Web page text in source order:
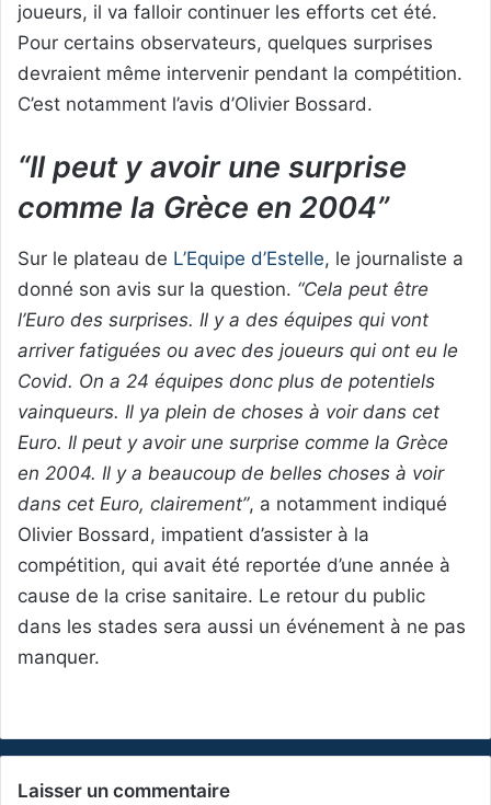
joueurs, il va falloir continuer les efforts cet été.
Pour certains observateurs, quelques surprises
devraient même intervenir pendant la compétition.
C’est notamment l’avis d’Olivier Bossard.
“Il peut y avoir une surprise
comme la Grèce en 2004”
Sur le plateau de L’Equipe d’Estelle, le journaliste a
donné son avis sur la question. “Cela peut être
l’Euro des surprises. Il y a des équipes qui vont
arriver fatiguées ou avec des joueurs qui ont eu le
Covid. On a 24 équipes donc plus de potentiels
vainqueurs. Il ya plein de choses à voir dans cet
Euro. Il peut y avoir une surprise comme la Grèce
en 2004. Il y a beaucoup de belles choses à voir
dans cet Euro, clairement”, a notamment indiqué
Olivier Bossard, impatient d’assister à la
compétition, qui avait été reportée d’une année à
cause de la crise sanitaire. Le retour du public
dans les stades sera aussi un événement à ne pas
manquer.
Laisser un commentaire